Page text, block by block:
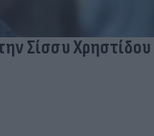
Σίσσυ Χρηστίδου